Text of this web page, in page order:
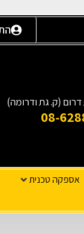
דרום (ק. גת ודרומה)
08-
אספקה טכנית